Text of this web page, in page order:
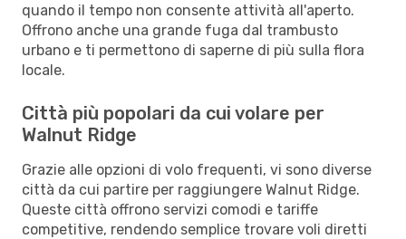
quando il tempo non consente attività all'aperto.
Offrono anche una grande fuga dal trambusto
urbano e ti permettono di saperne di più sulla flora
locale.
Città più popolari da cui volare per
Walnut Ridge
Grazie alle opzioni di volo frequenti, vi sono diverse
città da cui partire per raggiungere Walnut Ridge.
Queste città offrono servizi comodi e tariffe
competitive, rendendo semplice trovare voli diretti